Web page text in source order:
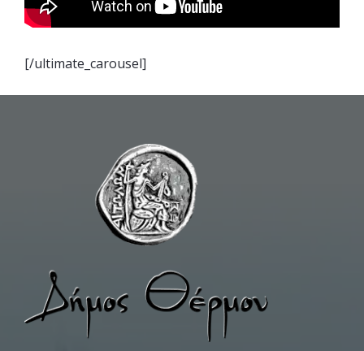
[/ultimate_carousel]